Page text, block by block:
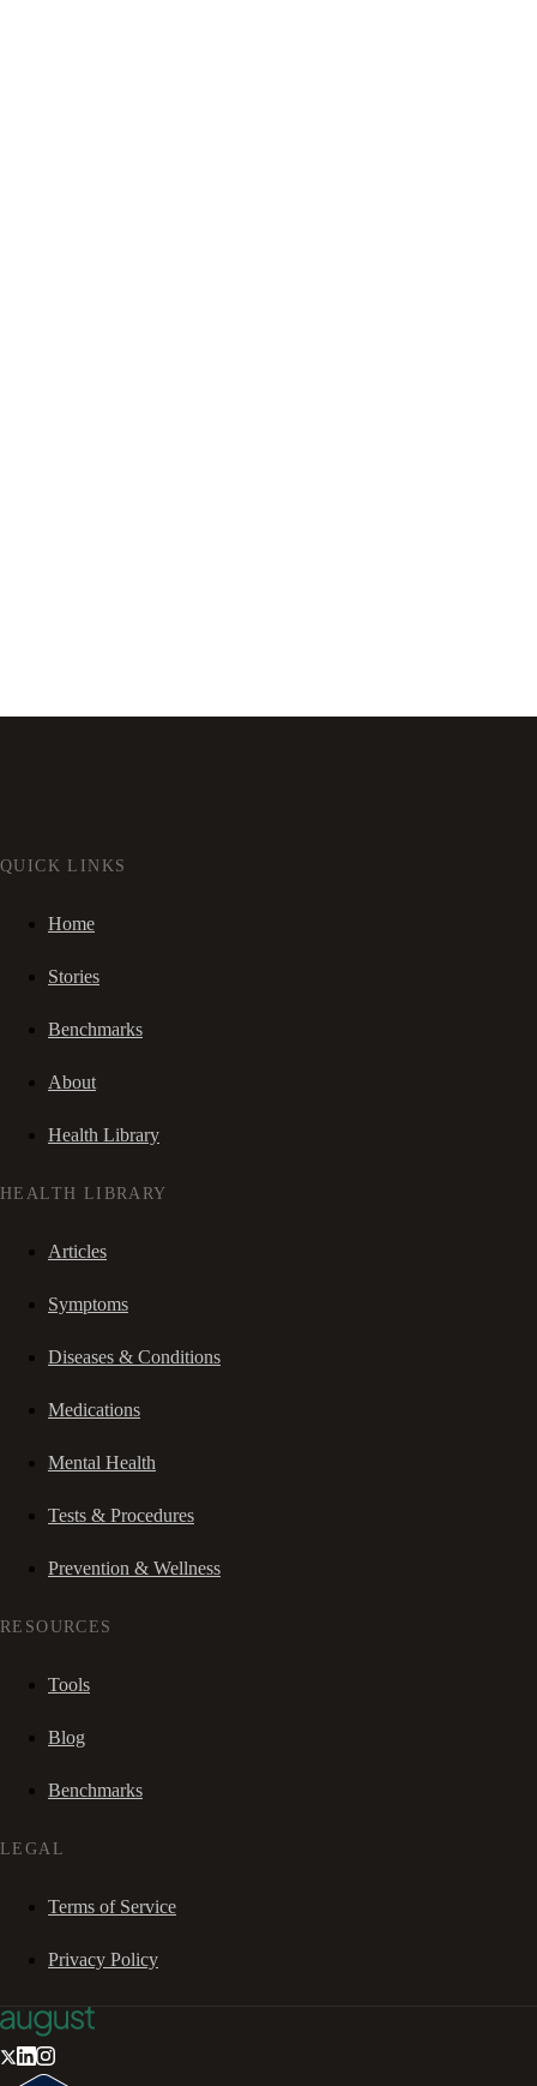
QUICK LINKS
Home
Stories
Benchmarks
About
Health Library
HEALTH LIBRARY
Articles
Symptoms
Diseases & Conditions
Medications
Mental Health
Tests & Procedures
Prevention & Wellness
RESOURCES
Tools
Blog
Benchmarks
LEGAL
Terms of Service
Privacy Policy